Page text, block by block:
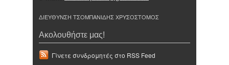
ΔΙΕΥΘΥΝΣΗ ΤΣΟΜΠΑΝΙΔΗΣ ΧΡΥΣΟΣΤΟΜΟΣ
Ακολουθήστε μας!
Γίνετε συνδρομητές στο RSS Feed